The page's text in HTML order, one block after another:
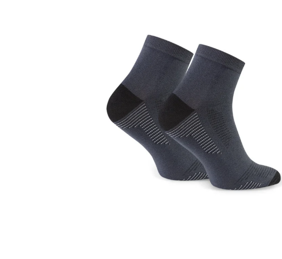
Ciepłe
Ciepłe
RAJSTOPY
Ciepłe
GETRY
Jednokolorowe
Wzorowane
Ciepłe
OPAKOWANIA